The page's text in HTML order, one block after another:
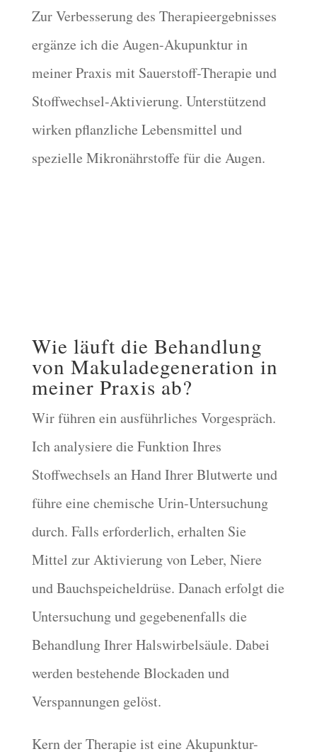
Zur Verbesserung des Therapieergebnisses
ergänze ich die Augen-Akupunktur in
meiner Praxis mit Sauerstoff-Therapie und
Stoffwechsel-Aktivierung. Unterstützend
wirken pflanzliche Lebensmittel und
spezielle Mikronährstoffe für die Augen.
Wie läuft die Behandlung
von Makuladegeneration in
meiner Praxis ab?
Wir führen ein ausführliches Vorgespräch.
Ich analysiere die Funktion Ihres
Stoffwechsels an Hand Ihrer Blutwerte und
führe eine chemische Urin-Untersuchung
durch. Falls erforderlich, erhalten Sie
Mittel zur Aktivierung von Leber, Niere
und Bauchspeicheldrüse. Danach erfolgt die
Untersuchung und gegebenenfalls die
Behandlung Ihrer Halswirbelsäule. Dabei
werden bestehende Blockaden und
Verspannungen gelöst.
Kern der Therapie ist eine Akupunktur-